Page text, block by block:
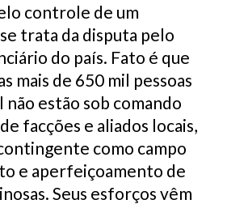
controle de um
trata da disputa pelo
do país. Fato é que
mais de 650 mil pessoas
não estão sob comando
facções e aliados locais,
como campo
e aperfeiçoamento de
Seus esforços vêm